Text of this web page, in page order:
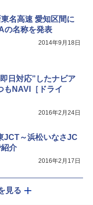
名高速 愛知区間に
の名称を発表
2014年9月18日
日対応”したナビア
もNAVI［ドライ
2016年2月24日
JCT～浜松いなさJC
介
2016年2月17日
見る